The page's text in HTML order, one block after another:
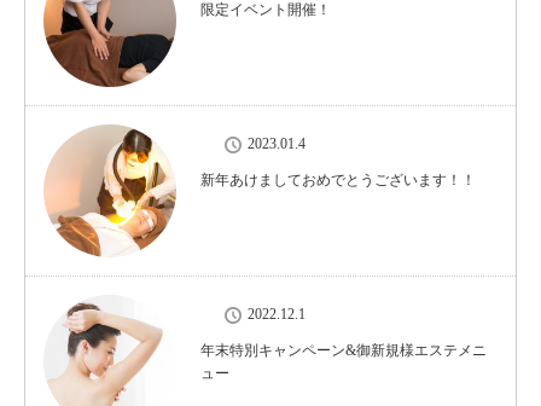
限定イベント開催！
2023.01.4
新年あけましておめでとうございます！！
2022.12.1
年末特別キャンペーン&御新規様エステメニ
ュー